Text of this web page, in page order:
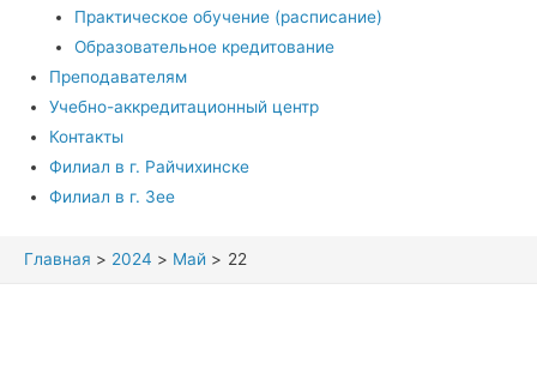
Практическое обучение (расписание)
Образовательное кредитование
Преподавателям
Учебно-аккредитационный центр
Контакты
Филиал в г. Райчихинске
Филиал в г. Зее
Главная 2024 Май 22